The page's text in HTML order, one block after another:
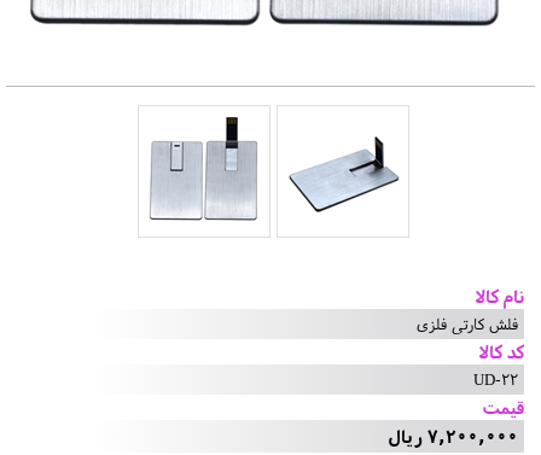
نام کالا
فلش کارتی فلزی
کد کالا
UD-22
قیمت
7,200,000 ریال